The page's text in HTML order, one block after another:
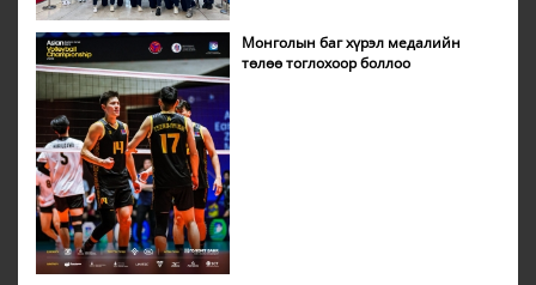
Монголын баг хүрэл медалийн
төлөө тоглохоор боллоо